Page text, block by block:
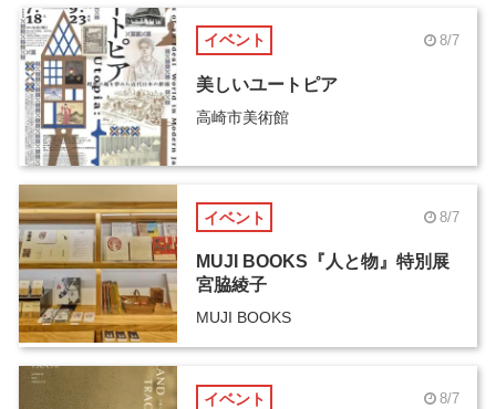
イベント 8/7
美しいユートピア
高崎市美術館
イベント 8/7
MUJI BOOKS『人と物』特別展
宮脇綾子
MUJI BOOKS
イベント 8/7